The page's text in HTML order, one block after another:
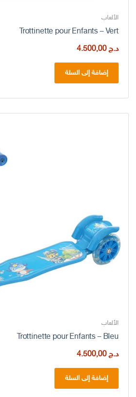
الألعاب
Trottinette pour Enfants – Vert
د.ج
إضافة إلى السلة
الألعاب
Trottinette pour Enfants – Bleu
د.ج
إضافة إلى السلة